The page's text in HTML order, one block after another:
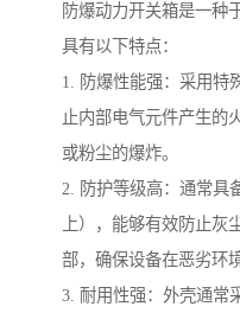
防爆动力开关箱是一种
具有以下特点：
1. 防爆性能强：采用特
止内部电气元件产生的
或粉尘的爆炸。
2. 防护等级高：通常具
上），能够有效防止灰
部，确保设备在恶劣环
3. 耐用性强：外壳通常